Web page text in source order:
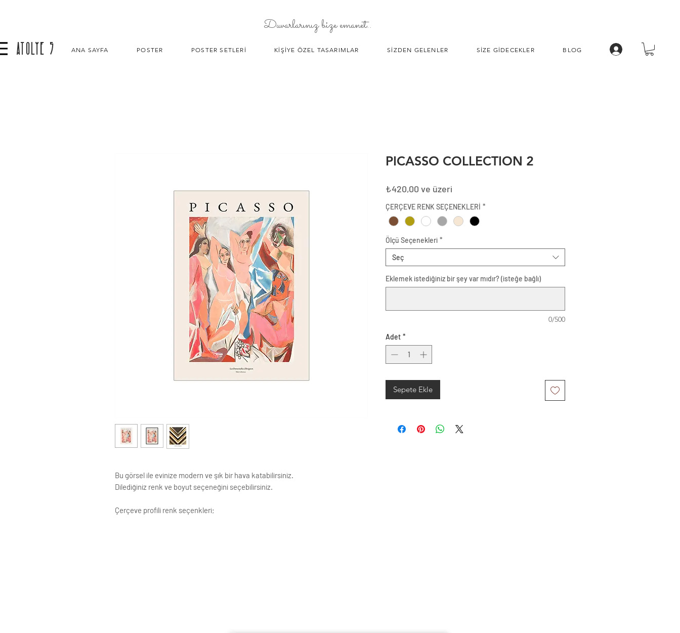
Duvarlarınız bize emanet..
ATOLYE 5 ANA SAYFA POSTER POSTER SETLERİ KİŞİYE ÖZEL TASARIMLAR SİZDEN GELENLER SİZE GİDECEKLER BLOG
Bu görsel ile evinize modern ve şık bir hava katabilirsiniz.
Dilediğiniz renk ve boyut seçeneğini seçebilirsiniz.
Çerçeve profili renk seçenkleri;
PICASSO COLLECTION 2
₺420,00 ve üzeri
ÇERÇEVE RENK SEÇENEKLERİ *
Ölçü Seçenekleri *
Seç
Eklemek istediğiniz bir şey var mıdır? (isteğe bağlı)
0/500
Adet *
Sepete Ekle